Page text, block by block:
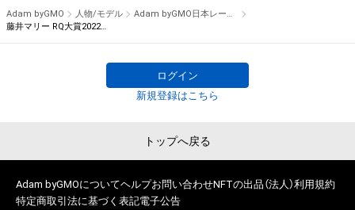
を冠に迎え実施いたします。
リを獲得し、レースクイーン大賞初となる新人部門とレースク
イーン大賞の同一年グランプリ獲得を果たしました。2022年は
ノミネート50名の中からどのレースクイーンが栄冠を掴むので
50ユニットをノミネートしました。
Adam byGMO 人物/モデル
Adam byGMO日本レースクイーン大賞2022
藤井マリー RQ大賞2022オリジナルNFTトレカ
ログイン
新規登録はこちら
トップへ戻る
Adam byGMOについてヘルプお問い合わせNFTの出品（法人）利用規約
特定商取引法に基づく表記電子公告